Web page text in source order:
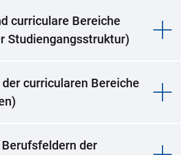
curriculare Bereiche
Studiengangsstruktur)
curricularen Bereiche
der